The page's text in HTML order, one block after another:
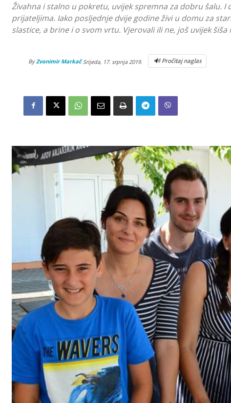
Živahna i stalno u pokretu, uvijek spremna za dobru šalu.
prijateljima. Iako posljednje dvije godine živi u domu za
slastice, a brine i o svom vrtu. Vjerovali ili ne, još uvijek
By Zvonimir Markač Srijeda, 17. srpnja 2019. 🔊 Pročitaj naglas